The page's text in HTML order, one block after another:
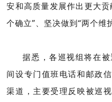
安和高质量发展作出更大
个确立”、坚决做到“两个维护
据悉，各巡视组将在
间设专门值班电话和邮政
渠道，主要受理反映被巡